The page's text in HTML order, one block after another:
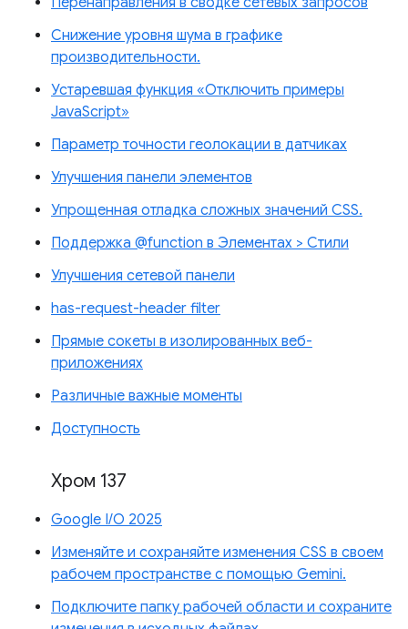
Снижение уровня шума в графике
производительности.
Устаревшая функция «Отключить примеры
JavaScript»
Параметр точности геолокации в датчиках
Улучшения панели элементов
Упрощенная отладка сложных значений CSS.
Поддержка @function в Элементах > Стили
Улучшения сетевой панели
has-request-header filter
Прямые сокеты в изолированных веб-
приложениях
Различные важные моменты
Доступность
Хром 137
Google I/O 2025
Изменяйте и сохраняйте изменения CSS в своем
рабочем пространстве с помощью Gemini.
Подключите папку рабочей области и сохраните